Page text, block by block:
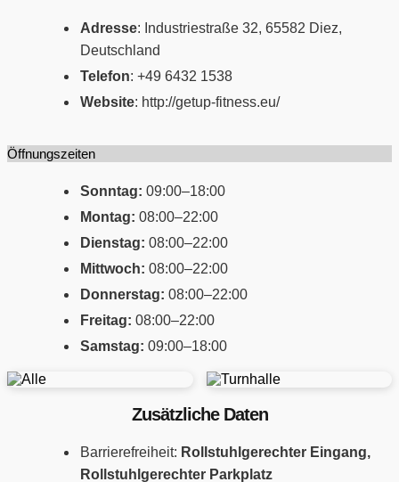
Adresse: Industriestraße 32, 65582 Diez,
Deutschland
Telefon: +49 6432 1538
Website: http://getup-fitness.eu/
Öffnungszeiten
Sonntag: 09:00–18:00
Montag: 08:00–22:00
Dienstag: 08:00–22:00
Mittwoch: 08:00–22:00
Donnerstag: 08:00–22:00
Freitag: 08:00–22:00
Samstag: 09:00–18:00
Zusätzliche Daten
Barrierefreiheit: Rollstuhlgerechter Eingang,
Rollstuhlgerechter Parkplatz